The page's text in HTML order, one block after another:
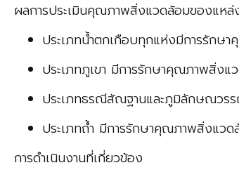
ผลการประเมินคุณภาพสิ่งแวดล้อมของแห
ประเภทน้ำตกเกือบทุกแห่งมีการรักษ
ประเภทภูเขา มีการรักษาคุณภาพสิ่งแ
ประเภทธรณีสัณฐานและภูมิลักษณวร
ประเภทถ้ำ มีการรักษาคุณภาพสิ่งแวด
การดำเนินงานที่เกี่ยวข้อง